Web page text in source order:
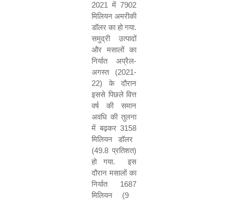
2021 में 7902
मिलियन अमरीकी
डॉलर का हो गया.
समुद्री उत्पादों
और मसालों का
निर्यात अप्रैल-
अगस्त (2021-
22) के दौरान
इससे पिछले वित्त
वर्ष की समान
अवधि की तुलना
में बढ़कर 3158
मिलियन डॉलर
(49.8 प्रतिशत)
हो गया.
इस
दौरान मसालों का
निर्यात 1687
मिलियन (9